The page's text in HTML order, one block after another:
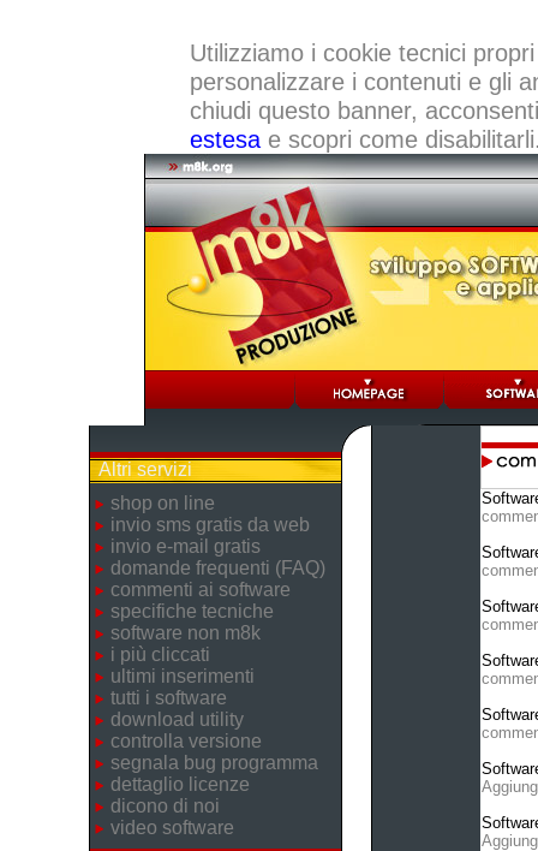
Utilizziamo i cookie tecnici
personalizzare i contenuti e gli
chiudi questo banner,
estesae scopri come
Altri servizi
shop on line
invio sms gratis da web
invio e-mail gratis
domande frequenti (FAQ)
commenti ai software
specifiche tecniche
software non m8k
i più cliccati
ultimi inserimenti
tutti i software
download utility
controlla versione
segnala bug programma
dettaglio licenze
dicono di noi
video software